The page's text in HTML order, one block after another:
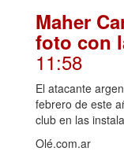
Maher
foto con
11:58
El atacante
febrero de este
club en las
Olé.com.ar